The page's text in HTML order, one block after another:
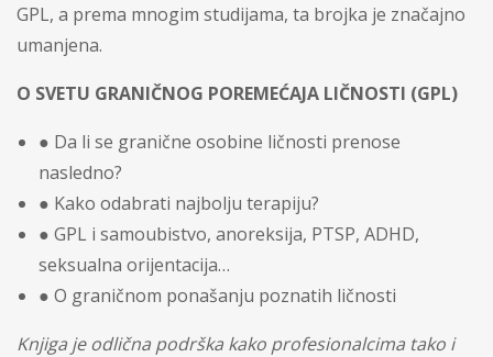
GPL, a prema mnogim studijama, ta brojka je značajno
umanjena.
O SVETU GRANIČNOG POREMEĆAJA LIČNOSTI (GPL)
● Da li se granične osobine ličnosti prenose
nasledno?
● Kako odabrati najbolju terapiju?
● GPL i samoubistvo, anoreksija, PTSP, ADHD,
seksualna orijentacija…
● O graničnom ponašanju poznatih ličnosti
Knjiga je odlična podrška kako profesionalcima tako i